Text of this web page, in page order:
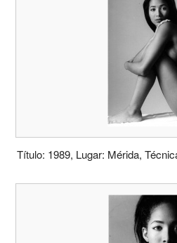
Título: 1989, Lugar: Mérida,